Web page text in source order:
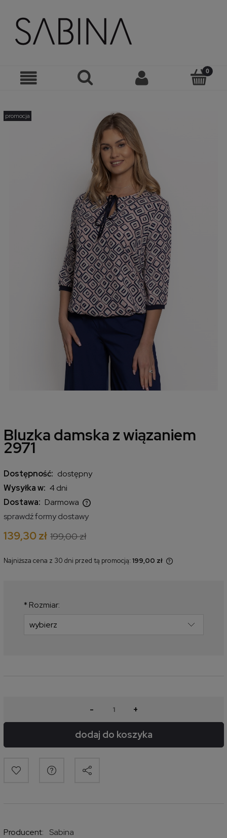
promocja
Bluzka damska z wiązaniem
2971
Dostępność: dostępny
Wysyłka w: 4 dni
Dostawa: Darmowa
Cena nie zawiera ewentualnych kosztów płatności
sprawdź formy dostawy
139,30 zł 199,00 zł
Najniższa cena z 30 dni przed tą promocją: 199,00 zł
* Rozmiar:
- +
dodaj do koszyka
Producent:
Sabina